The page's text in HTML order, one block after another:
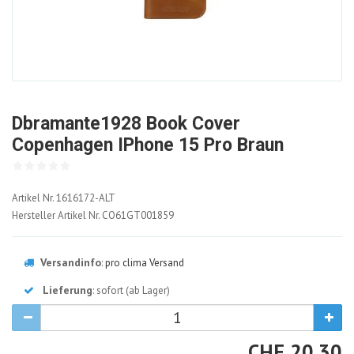
Dbramante1928 Book Cover
Copenhagen IPhone 15 Pro Braun
1616172-
ALT
Artikel Nr.1616172-ALT
Hersteller Artikel Nr. CO61GT001859
Versandinfo:pro clima Versand
Lieferung: sofort (ab Lager)